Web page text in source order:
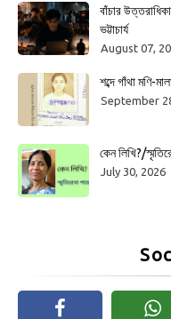
বাঁচার
ভট্টাচার্য
August 07,
শব্দে গাঁথা মণি-
September
কেন লিখি?/
July 30, 2026